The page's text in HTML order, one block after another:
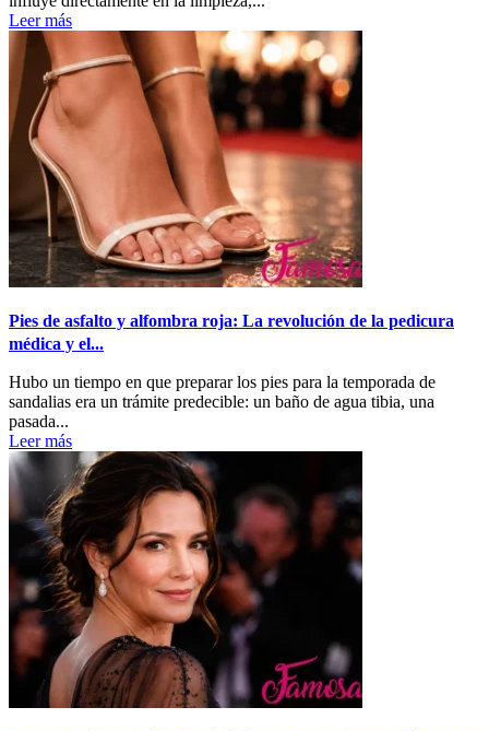
Leer más
Pies de asfalto y alfombra roja: La revolución de la pedicura
médica y el...
Hubo un tiempo en que preparar los pies para la temporada de
sandalias era un trámite predecible: un baño de agua tibia, una
pasada...
Leer más